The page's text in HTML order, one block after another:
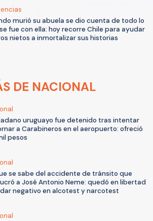
murió su abuela se dio cuenta de todo lo
fue con ella: hoy recorre Chile para ayudar
nietos a inmortalizar sus historias
DE NACIONAL
uruguayo fue detenido tras intentar
a Carabineros en el aeropuerto: ofreció
pesos
se sabe del accidente de tránsito que
a José Antonio Neme: quedó en libertad
negativo en alcotest y narcotest